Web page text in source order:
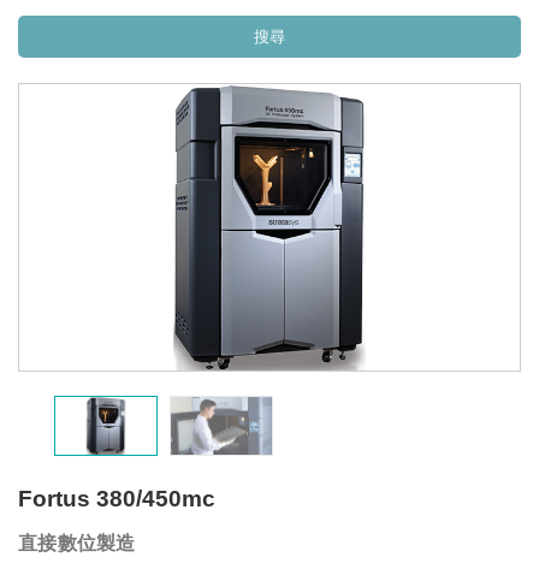
Fortus 380/450mc
直接數位製造